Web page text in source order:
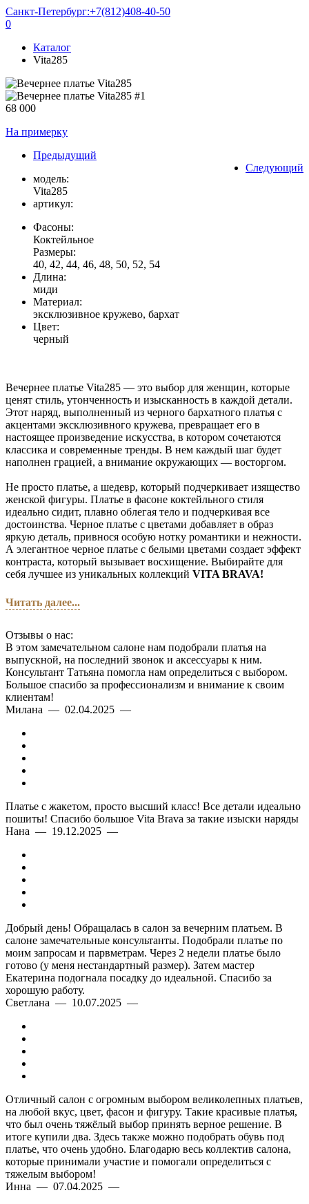
Санкт-Петербург:+7(812)408-40-50
0
Каталог
Vita285
68 000
На примерку
Предыдущий
Следующий
модель:
Vita285
артикул:
Фасоны:
Коктейльное
Размеры:
40, 42, 44, 46, 48, 50, 52, 54
Длина:
миди
Материал:
эксклюзивное кружево, бархат
Цвет:
черный
Вечернее платье Vita285 — это выбор для женщин, которые
ценят стиль, утонченность и изысканность в каждой детали.
Этот наряд, выполненный из черного бархатного платья с
акцентами эксклюзивного кружева, превращает его в
настоящее произведение искусства, в котором сочетаются
классика и современные тренды. В нем каждый шаг будет
наполнен грацией, а внимание окружающих — восторгом.
Не просто платье, а шедевр, который подчеркивает изящество
женской фигуры. Платье в фасоне коктейльного стиля
идеально сидит, плавно облегая тело и подчеркивая все
достоинства. Черное платье с цветами добавляет в образ
яркую деталь, привнося особую нотку романтики и нежности.
А элегантное черное платье с белыми цветами создает эффект
контраста, который вызывает восхищение. Выбирайте для
себя лучшее из уникальных коллекций VITA BRAVA!
Читать далее...
Отзывы о нас:
В этом замечательном салоне нам подобрали платья на
выпускной, на последний звонок и аксессуары к ним.
Консультант Татьяна помогла нам определиться с выбором.
Большое спасибо за профессионализм и внимание к своим
клиентам!
Милана — 02.04.2025 —
Платье с жакетом, просто высший класс! Все детали идеально
пошиты! Спасибо большое Vita Brava за такие изыски наряды
Нана — 19.12.2025 —
Добрый день! Обращалась в салон за вечерним платьем. В
салоне замечательные консультанты. Подобрали платье по
моим запросам и парвметрам. Через 2 недели платье было
готово (у меня нестандартный размер). Затем мастер
Екатерина подогнала посадку до идеальной. Спасибо за
хорошую работу.
Светлана — 10.07.2025 —
Отличный салон с огромным выбором великолепных платьев,
на любой вкус, цвет, фасон и фигуру. Такие красивые платья,
что был очень тяжёлый выбор принять верное решение. В
итоге купили два. Здесь также можно подобрать обувь под
платье, что очень удобно. Благодарю весь коллектив салона,
которые принимали участие и помогали определиться с
тяжелым выбором!
Инна — 07.04.2025 —